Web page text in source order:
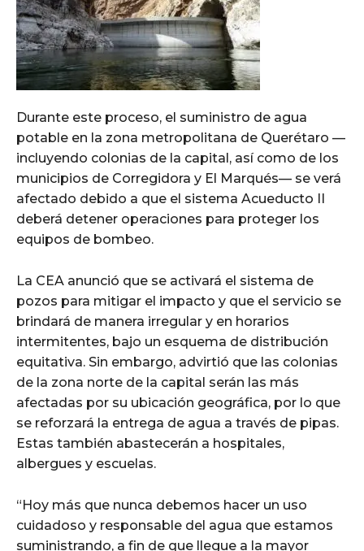
Durante este proceso, el suministro de agua
potable en la zona metropolitana de Querétaro —
incluyendo colonias de la capital, así como de los
municipios de Corregidora y El Marqués— se verá
afectado debido a que el sistema Acueducto II
deberá detener operaciones para proteger los
equipos de bombeo.
La CEA anunció que se activará el sistema de
pozos para mitigar el impacto y que el servicio se
brindará de manera irregular y en horarios
intermitentes, bajo un esquema de distribución
equitativa. Sin embargo, advirtió que las colonias
de la zona norte de la capital serán las más
afectadas por su ubicación geográfica, por lo que
se reforzará la entrega de agua a través de pipas.
Estas también abastecerán a hospitales,
albergues y escuelas.
“Hoy más que nunca debemos hacer un uso
cuidadoso y responsable del agua que estamos
suministrando, a fin de que llegue a la mayor